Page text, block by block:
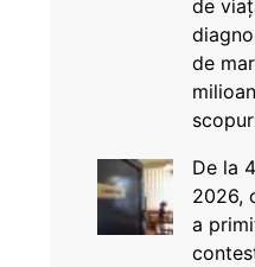
de
de
De la
2026,
a